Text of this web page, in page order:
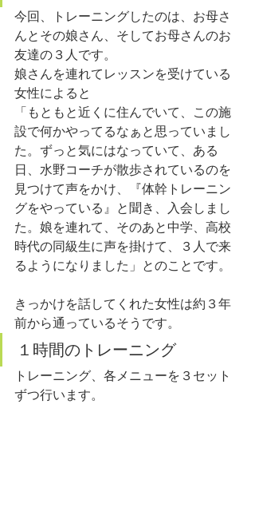
今回、トレーニングしたのは、お母さ
んとその娘さん、そしてお母さんのお
友達の３人です。
娘さんを連れてレッスンを受けている
女性によると
「もともと近くに住んでいて、この施
設で何かやってるなぁと思っていまし
た。ずっと気にはなっていて、ある
日、水野コーチが散歩されているのを
見つけて声をかけ、『体幹トレーニン
グをやっている』と聞き、入会しまし
た。娘を連れて、そのあと中学、高校
時代の同級生に声を掛けて、３人で来
るようになりました」とのことです。
きっかけを話してくれた女性は約３年
前から通っているそうです。
１時間のトレーニング
トレーニング、各メニューを３セット
ずつ行います。